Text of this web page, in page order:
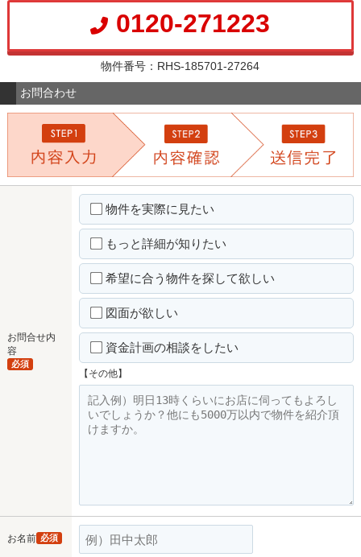
0120-271223
物件番号：RHS-185701-27264
お問合わせ
お問合せ内
容
必須
物件を実際に見たい
もっと詳細が知りたい
希望に合う物件を探して欲しい
図面が欲しい
資金計画の相談をしたい
【その他】
お名前 必須